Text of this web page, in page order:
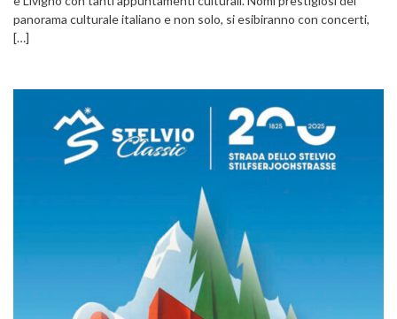
panorama culturale italiano e non solo, si esibiranno con concerti,
[…]